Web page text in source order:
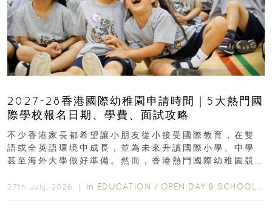
2027-28香港國際幼稚園申請時間｜5大熱門國
際學校報名日期、學費、面試攻略
不少香港家長都希望讓小朋友從小接受國際教育，在雙
語或全英語環境中成長，並為未來升讀國際小學、中學
甚至海外大學做好準備。然而，香港熱門國際幼稚園競
27th July, 2026 ｜ In EDUCATION / OPEN DAY & SCHOOL EVENTS